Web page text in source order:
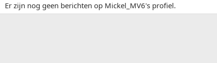
Er zijn nog geen berichten op Mickel_MV6's profiel.